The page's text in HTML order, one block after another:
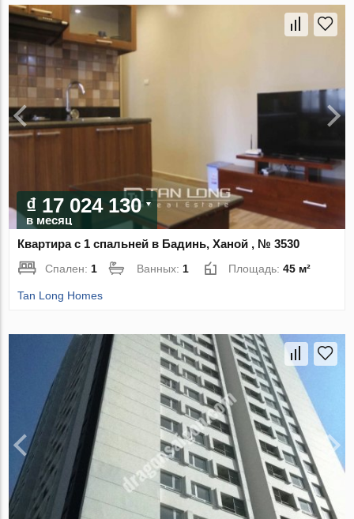
₫ 17 024 130
в месяц
Квартира с 1 спальней в Бадинь, Ханой , № 3530
Спален: 1 Ванных: 1 Площадь:45 м²
Tan Long Homes